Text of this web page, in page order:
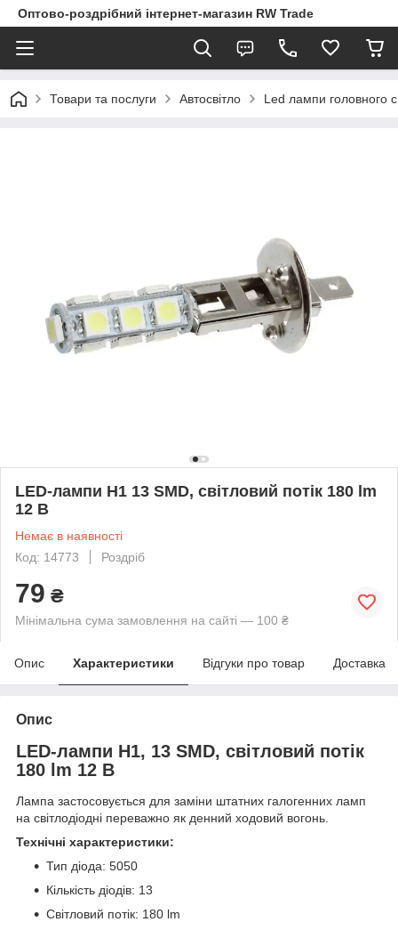
Оптово-роздрібний інтернет-магазин RW Trade
Товари та послуги Автосвітло Led лампи головного
LED-лампи Н1 13 SMD, світловий потік 180 lm
12 В
Немає в наявності
Код: 14773
Роздріб
79 ₴
Мінімальна сума замовлення на сайті — 100 ₴
Опис Характеристики Відгуки про товар Доставка
Опис
LED-лампи Н1, 13 SMD, світловий потік
180 lm 12 В
Лампа застосовується для заміни штатних галогенних ламп
на світлодіодні переважно як денний ходовий вогонь.
Технічні характеристики:
Тип діода: 5050
Кількість діодів: 13
Світловий потік: 180 lm